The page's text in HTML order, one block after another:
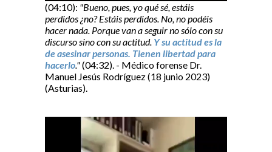
(04:10): "Bueno, pues, yo qué sé, estáis
perdidos ¿no? Estáis perdidos. No, no podéis
hacer nada. Porque van a seguir no sólo con su
discurso sino con su actitud. Y su actitud es la
de asesinar personas. Tienen libertad para
hacerlo."(04:32). - Médico forense Dr.
Manuel Jesús Rodríguez (18 junio 2023)
(Asturias).